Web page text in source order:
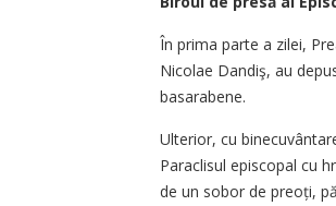
În prima parte a zilei,
Nicolae Dandiş, au
basarabene.
Ulterior, cu
Paraclisul episcopal cu
de un sobor de preoți,